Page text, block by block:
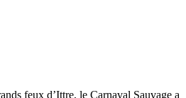
feux d’Ittre, le Carnaval Sauvage a